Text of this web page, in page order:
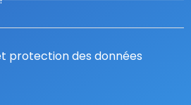
protection des données